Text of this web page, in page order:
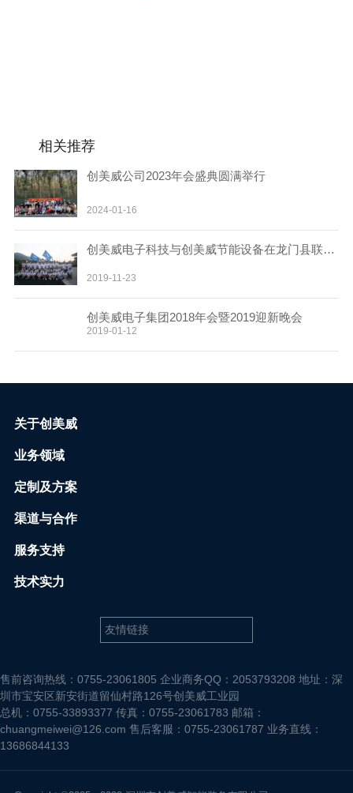
相关推荐
创美威公司2023年会盛典圆满举行
2024-01-16
创美威电子科技与创美威节能设备在龙门县联合组织户外文化建设
2019-11-23
创美威电子集团2018年会暨2019迎新晚会
2019-01-12
关于创美威
业务领域
定制及方案
渠道与合作
服务支持
技术实力
售前咨询热线：0755-23061805 企业商务QQ：2053793208 地址：深
圳市宝安区新安街道留仙村路126号创美威工业园
总机：0755-33893377 传真：0755-23061783 邮箱：
chuangmeiwei@126.com 售后客服：0755-23061787 业务直线：
13686844133